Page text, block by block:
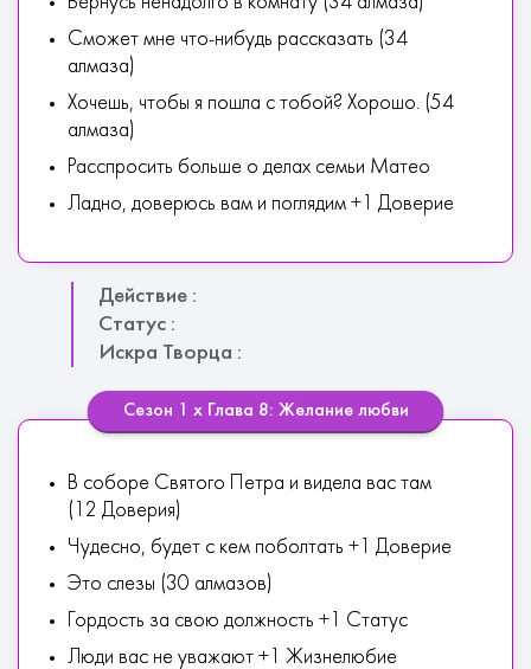
Сможет мне что-нибудь рассказать (34
алмаза)
Хочешь, чтобы я пошла с тобой? Хорошо. (54
алмаза)
Расспросить больше о делах семьи Матео
Ладно, доверюсь вам и поглядим +1 Доверие
Действие :
Статус :
Искра Творца :
Сезон 1 х Глава 8: Желание любви
В соборе Святого Петра и видела вас там
(12 Доверия)
Чудесно, будет с кем поболтать +1 Доверие
Это слезы (30 алмазов)
Гордость за свою должность +1 Статус
Люди вас не уважают +1 Жизнелюбие